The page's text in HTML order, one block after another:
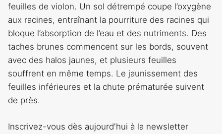
feuilles de violon. Un sol détrempé coupe l’oxygène
aux racines, entraînant la pourriture des racines qui
bloque l’absorption de l’eau et des nutriments. Des
taches brunes commencent sur les bords, souvent
avec des halos jaunes, et plusieurs feuilles
souffrent en même temps. Le jaunissement des
feuilles inférieures et la chute prématurée suivent
de près.
Inscrivez-vous dès aujourd'hui à la newsletter